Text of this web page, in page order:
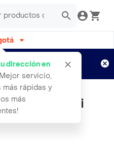
dirección en
Mejor servicio,
más rápidas y
más
semanas
Aplican TyC
De Bonsái